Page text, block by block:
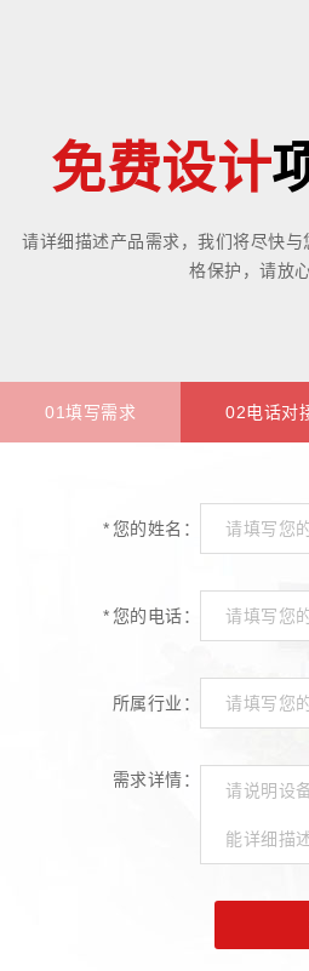
免费设计
请详细描述产品需求，我们将尽快
格保护，请放
01填写需求 02电话对
*您的姓名：
*您的电话：
所属行业：
需求详情：